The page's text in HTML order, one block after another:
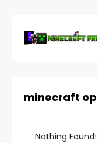
minecraft
Nothing